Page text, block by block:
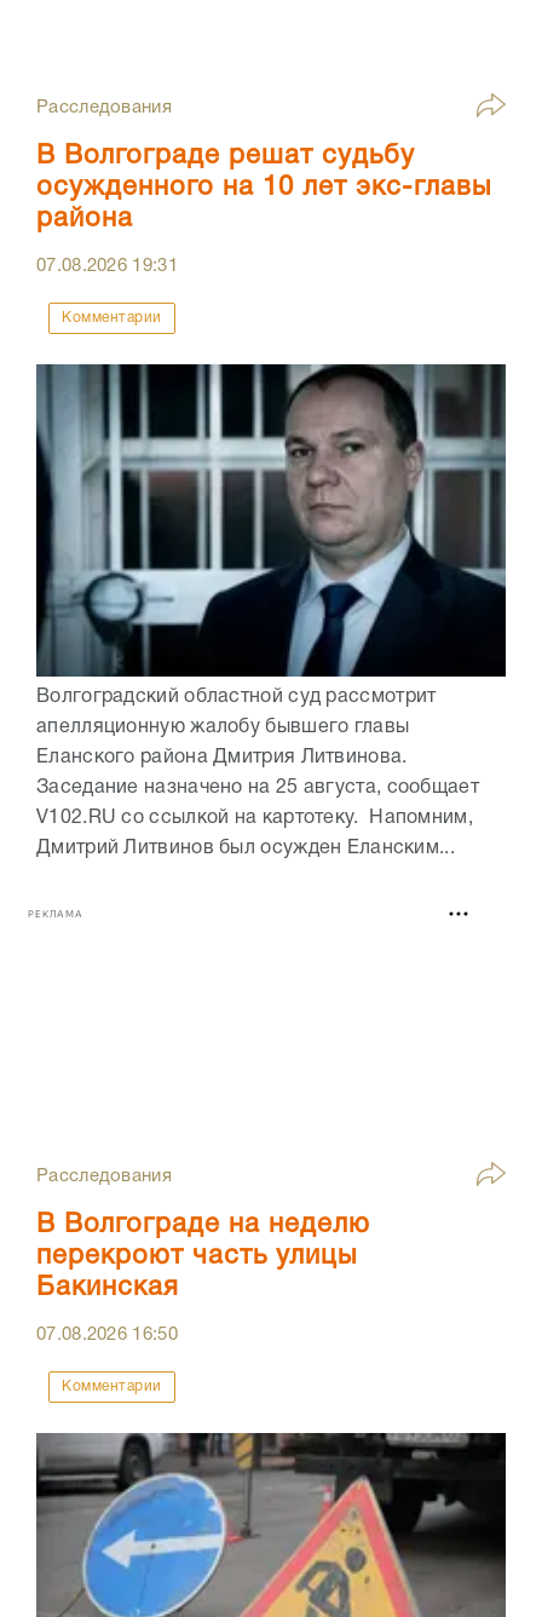
Расследования
В Волгограде решат судьбу
осужденного на 10 лет экс-главы
района
07.08.2026 19:31
Комментарии
Волгоградский областной суд рассмотрит
апелляционную жалобу бывшего главы
Еланского района Дмитрия Литвинова.
Заседание назначено на 25 августа, сообщает
V102.RU со ссылкой на картотеку. Напомним,
Дмитрий Литвинов был осужден Еланским...
РЕКЛАМА
Расследования
В Волгограде на неделю
перекроют часть улицы
Бакинская
07.08.2026 16:50
Комментарии